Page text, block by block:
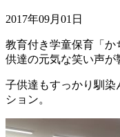
2017年09月01日
教育付き学童保育「か
供達の元気な笑い声が
子供達もすっかり馴染
ション。